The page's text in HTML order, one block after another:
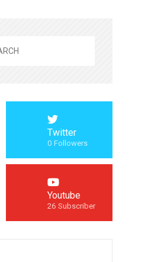
Twitter
0 Followers
Youtube
26 Subscriber